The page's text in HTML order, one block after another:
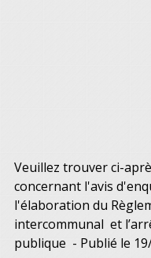
Veuillez trouver ci-
concernant l'avis
l'élaboration du
intercommunal et
publique - Publié le